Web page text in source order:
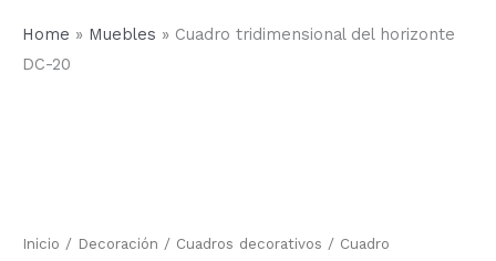
Home » Muebles » Cuadro tridimensional del horizonte
DC-20
Inicio / Decoración / Cuadros decorativos / Cuadro